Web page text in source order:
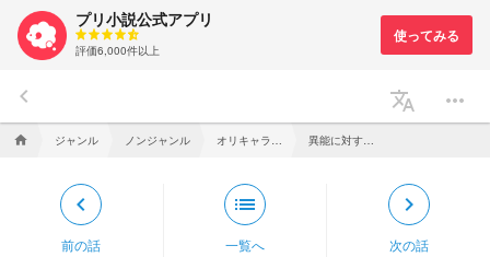
プリ小説公式アプリ
評価6,000件以上
keyboard_arrow_left translate more_horiz
home ジャンル ノンジャンル
keyboard_arrow_left
前の話
list
一覧へ
keyboard_arrow_right
次の話